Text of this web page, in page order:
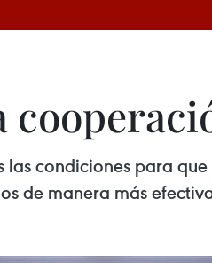
condiciones para
de manera más